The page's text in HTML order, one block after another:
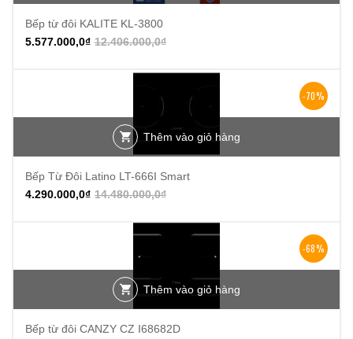
Bếp từ đôi KALITE KL-3800
12.406.000,0₫
5.577.000,0₫
-70%
Thêm vào giỏ hàng
Bếp Từ Đôi Latino LT-666I Smart
14.480.000,0₫
4.290.000,0₫
-68%
Thêm vào giỏ hàng
Bếp từ đôi CANZY CZ I68682D